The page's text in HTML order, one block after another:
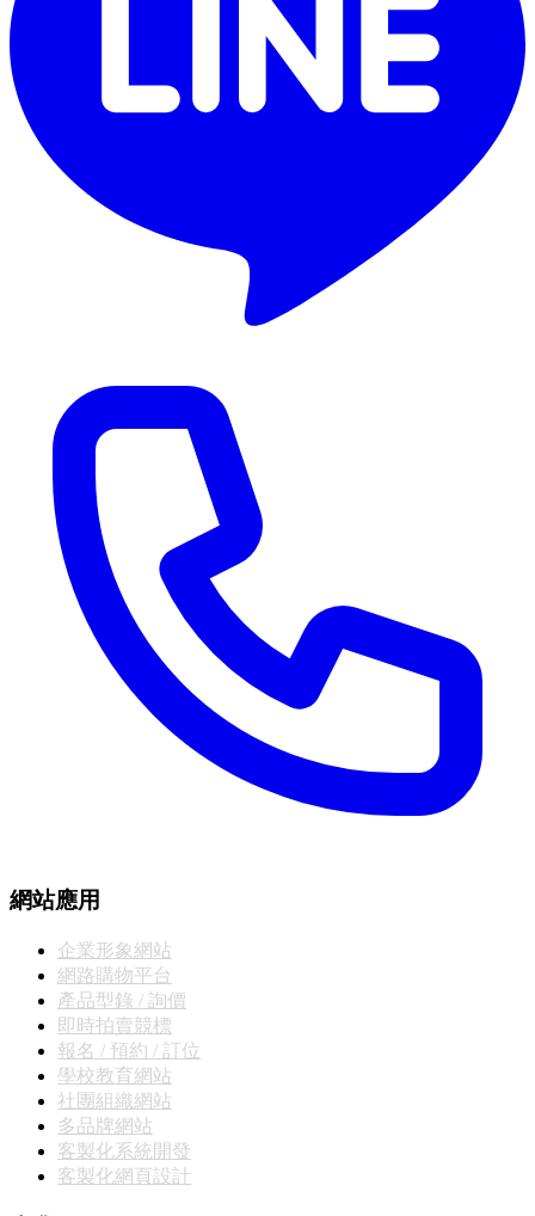
網站應用
企業形象網站
網路購物平台
產品型錄 / 詢價
即時拍賣競標
報名 / 預約 / 訂位
學校教育網站
社團組織網站
多品牌網站
客製化系統開發
客製化網頁設計